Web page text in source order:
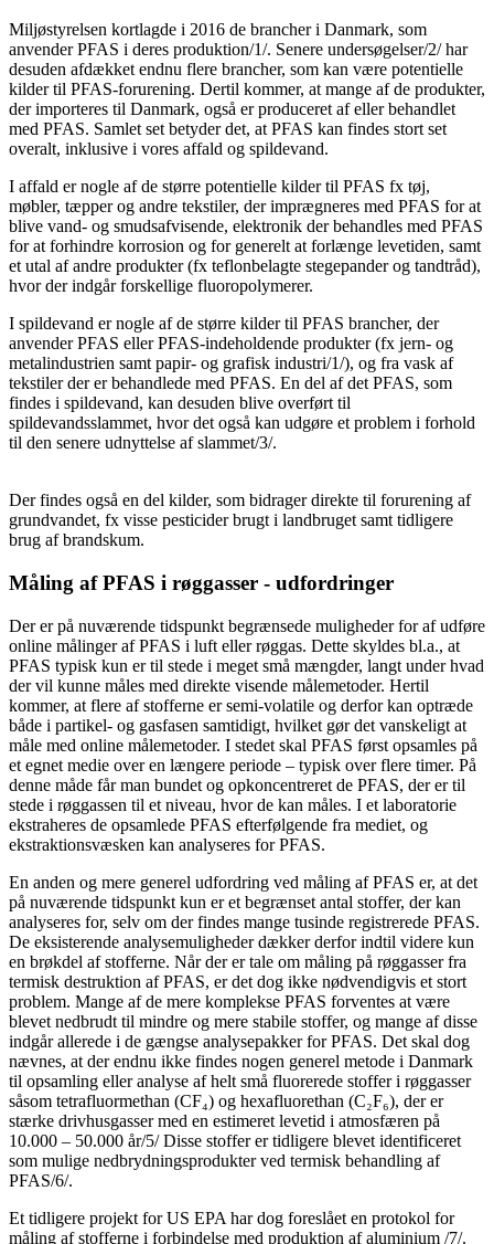
Miljøstyrelsen kortlagde i 2016 de brancher i Danmark, som
anvender PFAS i deres produktion/1/. Senere undersøgelser/2/ har
desuden afdækket endnu flere brancher, som kan være potentielle
kilder til PFAS-forurening. Dertil kommer, at mange af de produkter,
der importeres til Danmark, også er produceret af eller behandlet
med PFAS. Samlet set betyder det, at PFAS kan findes stort set
overalt, inklusive i vores affald og spildevand.
I affald er nogle af de større potentielle kilder til PFAS fx tøj,
møbler, tæpper og andre tekstiler, der imprægneres med PFAS for at
blive vand- og smudsafvisende, elektronik der behandles med PFAS
for at forhindre korrosion og for generelt at forlænge levetiden, samt
et utal af andre produkter (fx teflonbelagte stegepander og tandtråd),
hvor der indgår forskellige fluoropolymerer.
I spildevand er nogle af de større kilder til PFAS brancher, der
anvender PFAS eller PFAS-indeholdende produkter (fx jern- og
metalindustrien samt papir- og grafisk industri/1/), og fra vask af
tekstiler der er behandlede med PFAS. En del af det PFAS, som
findes i spildevand, kan desuden blive overført til
spildevandsslammet, hvor det også kan udgøre et problem i forhold
til den senere udnyttelse af slammet/3/.
Der findes også en del kilder, som bidrager direkte til forurening af
grundvandet, fx visse pesticider brugt i landbruget samt tidligere
brug af brandskum.
Måling af PFAS i røggasser - udfordringer
Der er på nuværende tidspunkt begrænsede muligheder for af udføre
online målinger af PFAS i luft eller røggas. Dette skyldes bl.a., at
PFAS typisk kun er til stede i meget små mængder, langt under hvad
der vil kunne måles med direkte visende målemetoder. Hertil
kommer, at flere af stofferne er semi-volatile og derfor kan optræde
både i partikel- og gasfasen samtidigt, hvilket gør det vanskeligt at
måle med online målemetoder. I stedet skal PFAS først opsamles på
et egnet medie over en længere periode – typisk over flere timer. På
denne måde får man bundet og opkoncentreret de PFAS, der er til
stede i røggassen til et niveau, hvor de kan måles. I et laboratorie
ekstraheres de opsamlede PFAS efterfølgende fra mediet, og
ekstraktionsvæsken kan analyseres for PFAS.
En anden og mere generel udfordring ved måling af PFAS er, at det
på nuværende tidspunkt kun er et begrænset antal stoffer, der kan
analyseres for, selv om der findes mange tusinde registrerede PFAS.
De eksisterende analysemuligheder dækker derfor indtil videre kun
en brøkdel af stofferne. Når der er tale om måling på røggasser fra
termisk destruktion af PFAS, er det dog ikke nødvendigvis et stort
problem. Mange af de mere komplekse PFAS forventes at være
blevet nedbrudt til mindre og mere stabile stoffer, og mange af disse
indgår allerede i de gængse analysepakker for PFAS. Det skal dog
nævnes, at der endnu ikke findes nogen generel metode i Danmark
til opsamling eller analyse af helt små fluorerede stoffer i røggasser
såsom tetrafluormethan (CF₄) og hexafluorethan (C₂F₆), der er
stærke drivhusgasser med en estimeret levetid i atmosfæren på
10.000 – 50.000 år/5/ Disse stoffer er tidligere blevet identificeret
som mulige nedbrydningsprodukter ved termisk behandling af
PFAS/6/.
Et tidligere projekt for US EPA har dog foreslået en protokol for
måling af stofferne i forbindelse med produktion af aluminium /7/.